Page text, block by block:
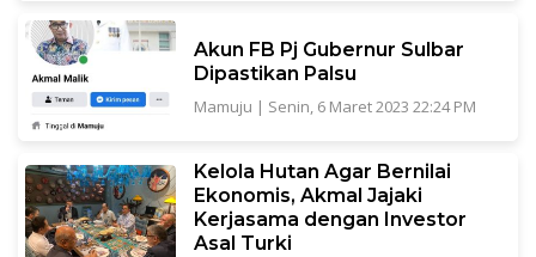
Akun FB Pj Gubernur Sulbar
Dipastikan Palsu
Mamuju | Senin, 6 Maret 2023 22:24 PM
Kelola Hutan Agar Bernilai
Ekonomis, Akmal Jajaki
Kerjasama dengan Investor
Asal Turki